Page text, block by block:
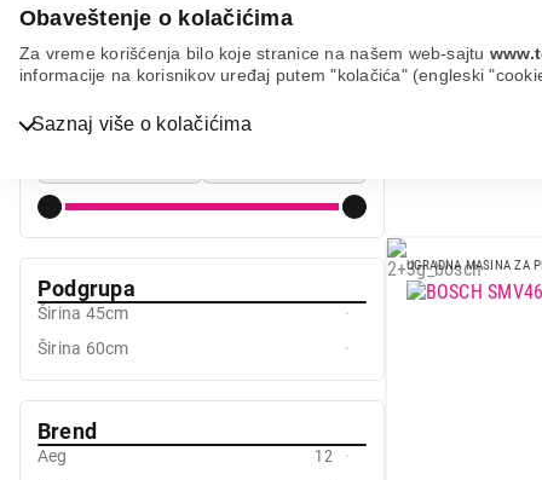
Obaveštenje o kolačićima
Za vreme korišćenja bilo koje stranice na našem web-sajtu
informacije na korisnikov uređaj putem "kolačića" (engleski
Saznaj više o kolačićima
Bela tehnika
IT & Gaming
Mali kućni aparati
Mali kuhinjski aparati
Nega tela, lepota i zdravlje
Bela tehnika Mašine za pranje sudova
Cena od Cena do
Podgrupa
Širina 45cm
Širina 60cm
Brend
Aeg
12
UGRADNA MASINA ZA